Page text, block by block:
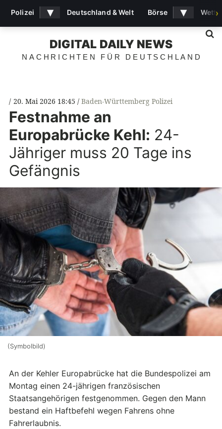
DIGITAL DAILY NEWS
NACHRICHTEN FÜR DEUTSCHLAND
20. Mai 2026 18:45 Baden-Württemberg Polizei
Festnahme an
Europabrücke Kehl: 24-
Jähriger muss 20 Tage ins
Gefängnis
(Symbolbild)
An der Kehler Europabrücke hat die Bundespolizei am
Montag einen 24-jährigen französischen
Staatsangehörigen festgenommen. Gegen den Mann
bestand ein Haftbefehl wegen Fahrens ohne
Fahrerlaubnis.
Polizei ▾ Deutschland & Welt Börse ▾ ›